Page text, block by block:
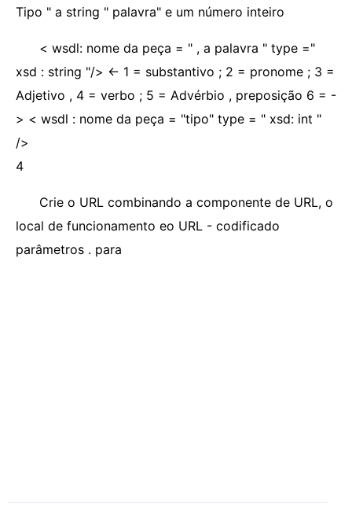
Tipo " a string " palavra" e um número inteiro
< wsdl: nome da peça = " , a palavra " type ="
xsd : string "/> <- 1 = substantivo ; 2 = pronome ; 3 =
Adjetivo , 4 = verbo ; 5 = Advérbio , preposição 6 = -
> < wsdl : nome da peça = "tipo" type = " xsd: int "
/>
4
Crie o URL combinando a componente de URL, o
local de funcionamento eo URL - codificado
parâmetros . para